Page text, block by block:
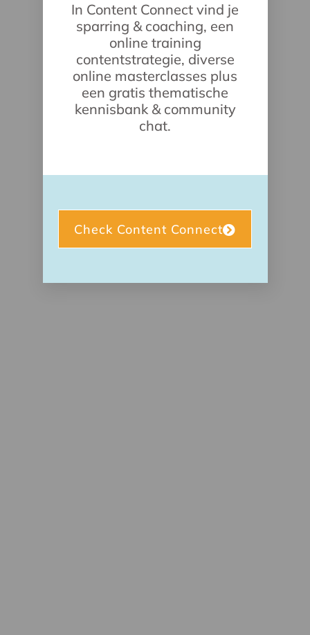
In Content Connect vind je
sparring & coaching, een
online training
contentstrategie, diverse
online masterclasses plus
een gratis thematische
kennisbank & community
chat.
Check Content Connect